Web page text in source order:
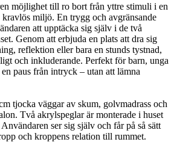
möjlighet till ro bort från yttre stimuli i en
miljö. En trygg och avgränsande
att upptäcka sig själv i de två
Genom att erbjuda en plats att dra sig
reflektion eller bara en stunds tystnad,
och inkluderande. Perfekt för barn, unga
paus från intryck – utan att lämna
tjocka väggar av skum, golvmadrass och
Två akrylspeglar är monterade i huset
ser sig själv och får på så sätt
och kroppens relation till rummet.